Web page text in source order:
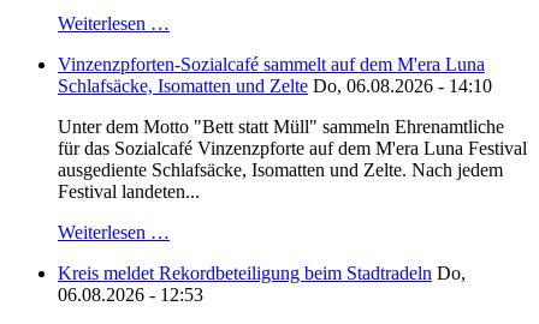
Weiterlesen …
Vinzenzpforten-Sozialcafé sammelt auf dem M'era Luna
Schlafsäcke, Isomatten und Zelte Do, 06.08.2026 - 14:10
Unter dem Motto "Bett statt Müll" sammeln Ehrenamtliche
für das Sozialcafé Vinzenzpforte auf dem M'era Luna Festival
ausgediente Schlafsäcke, Isomatten und Zelte. Nach jedem
Festival landeten...
Weiterlesen …
Kreis meldet Rekordbeteiligung beim Stadtradeln Do,
06.08.2026 - 12:53